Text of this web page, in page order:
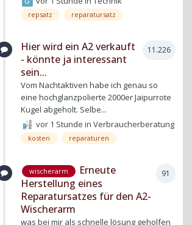
repsatz reparatursatz
11.226
Hier wird ein A2 verkauft
- könnte ja interessant
sein...
Vom Nachtaktiven habe ich genau so
eine hochglanzpolierte 2000er Jaipurrote
Kugel abgeholt. Selbe...
vor 1 Stunde inVerbraucherberatung
kosten reparaturen
91
wischerarm
Erneute
Herstellung eines
Reparatursatzes für den A2-
Wischerarm
was bei mir als schnelle lösung geholfen